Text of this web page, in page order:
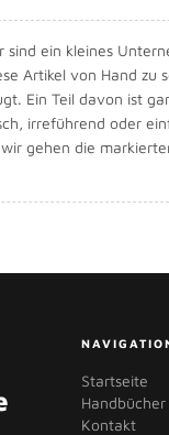
sind ein kleines
Artikel von Hand zu
Ein Teil davon ist
irreführend oder
gehen die
Startseite
Handbücher
Kontakt